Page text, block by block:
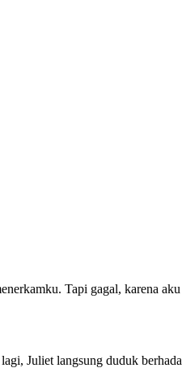
Tapi gagal, karena
Juliet langsung duduk